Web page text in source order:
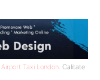
Airport Taxi London. Calitate